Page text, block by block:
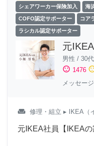
シェアワーカー保険加入 海
COFO認定サポーター コア
ラシカル認定サポーター
元
男性 / 30代
sentiment_satisfied 1476
メッセー
weekend 修理・組立 ▸ IKEA（
元IKEA社員【IKEAの